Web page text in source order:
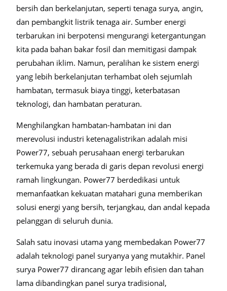
bersih dan berkelanjutan, seperti tenaga surya, angin,
dan pembangkit listrik tenaga air. Sumber energi
terbarukan ini berpotensi mengurangi ketergantungan
kita pada bahan bakar fosil dan memitigasi dampak
perubahan iklim. Namun, peralihan ke sistem energi
yang lebih berkelanjutan terhambat oleh sejumlah
hambatan, termasuk biaya tinggi, keterbatasan
teknologi, dan hambatan peraturan.
Menghilangkan hambatan-hambatan ini dan
merevolusi industri ketenagalistrikan adalah misi
Power77, sebuah perusahaan energi terbarukan
terkemuka yang berada di garis depan revolusi energi
ramah lingkungan. Power77 berdedikasi untuk
memanfaatkan kekuatan matahari guna memberikan
solusi energi yang bersih, terjangkau, dan andal kepada
pelanggan di seluruh dunia.
Salah satu inovasi utama yang membedakan Power77
adalah teknologi panel suryanya yang mutakhir. Panel
surya Power77 dirancang agar lebih efisien dan tahan
lama dibandingkan panel surya tradisional,